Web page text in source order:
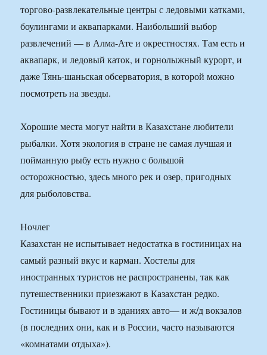
торгово-развлекательные центры с ледовыми катками,
боулингами и аквапарками. Наибольший выбор
развлечений — в Алма-Ате и окрестностях. Там есть и
аквапарк, и ледовый каток, и горнолыжный курорт, и
даже Тянь-шаньская обсерватория, в которой можно
посмотреть на звезды.
Хорошие места могут найти в Казахстане любители
рыбалки. Хотя экология в стране не самая лучшая и
пойманную рыбу есть нужно с большой
осторожностью, здесь много рек и озер, пригодных
для рыболовства.
Ночлег
Казахстан не испытывает недостатка в гостиницах на
самый разный вкус и карман. Хостелы для
иностранных туристов не распространены, так как
путешественники приезжают в Казахстан редко.
Гостиницы бывают и в зданиях авто— и ж/д вокзалов
(в последних они, как и в России, часто называются
«комнатами отдыха»).